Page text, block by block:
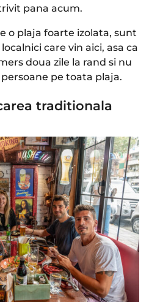
pana acum.
o plaja foarte izolata, sunt
care vin aici, asa ca
doua zile la rand si nu
pe toata plaja.
traditionala